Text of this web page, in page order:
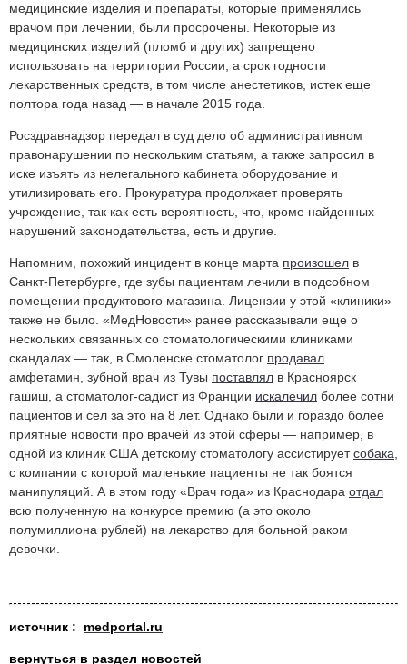
медицинские изделия и препараты, которые применялись
врачом при лечении, были просрочены. Некоторые из
медицинских изделий (пломб и других) запрещено
использовать на территории России, а срок годности
лекарственных средств, в том числе анестетиков, истек еще
полтора года назад — в начале 2015 года.
Росздравнадзор передал в суд дело об административном
правонарушении по нескольким статьям, а также запросил в
иске изъять из нелегального кабинета оборудование и
утилизировать его. Прокуратура продолжает проверять
учреждение, так как есть вероятность, что, кроме найденных
нарушений законодательства, есть и другие.
Напомним, похожий инцидент в конце марта произошел в
Санкт-Петербурге, где зубы пациентам лечили в подсобном
помещении продуктового магазина. Лицензии у этой «клиники»
также не было. «МедНовости» ранее рассказывали еще о
нескольких связанных со стоматологическими клиниками
скандалах — так, в Смоленске стоматолог продавал
амфетамин, зубной врач из Тувы поставлял в Красноярск
гашиш, а стоматолог-садист из Франции искалечил более сотни
пациентов и сел за это на 8 лет. Однако были и гораздо более
приятные новости про врачей из этой сферы — например, в
одной из клиник США детскому стоматологу ассистируетсобака
с компании с которой маленькие пациенты не так боятся
манипуляций. А в этом году «Врач года» из Краснодара отдал
всю полученную на конкурсе премию (а это около
полумиллиона рублей) на лекарство для больной раком
девочки.
источник : medportal.ru
вернуться в раздел новостей